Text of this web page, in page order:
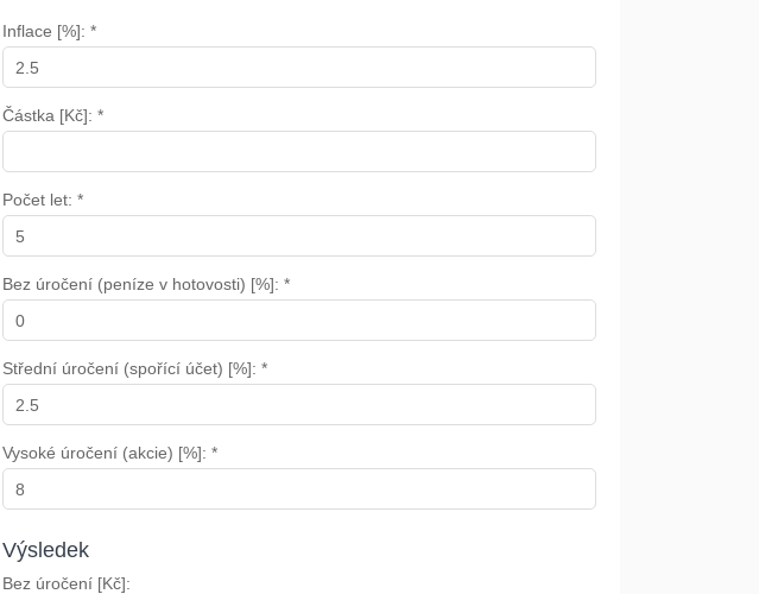
Inflace [%]: *
Částka [Kč]: *
Počet let: *
Bez úročení (peníze v hotovosti) [%]: *
Střední úročení (spořící účet) [%]: *
Vysoké úročení (akcie) [%]: *
Výsledek
Bez úročení [Kč]: